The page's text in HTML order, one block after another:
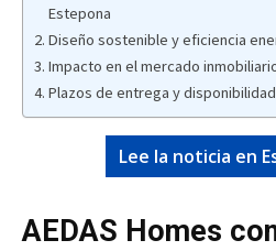
Estepona
Diseño sostenible y eficiencia
Impacto en el mercado
Plazos de entrega y disponibilidad
Lee la noticia en
AEDAS Homes